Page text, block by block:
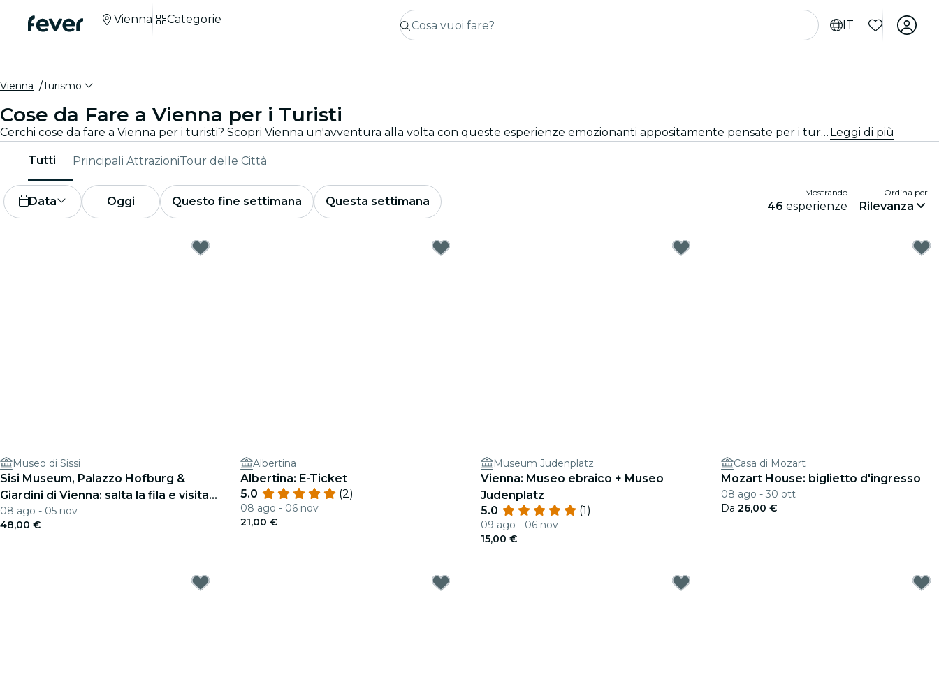
IT
Vienna Categorie
Vienna Turismo
Cose da Fare a Vienna per i Turisti
Cerchi cose da fare a Vienna per i turisti? Scopri Vienna un'avventura alla volta con queste esperienze emozionanti appositamente pensate per i turisti. Scopri le migliori cose da fare! Leggi di più
Tutti Principali AttrazioniTour delle Città
Data Oggi Questo fine settimana Questa settimana
Mostrando
46 esperienze
Ordina per
Rilevanza
Museo di Sissi
Sisi Museum, Palazzo Hofburg &
Giardini di Vienna: salta la fila e visita
guidata
08 ago - 05 nov
48,00 €
Albertina
Albertina: E-Ticket
5.0
(2)
08 ago - 06 nov
21,00 €
Museum Judenplatz
Vienna: Museo ebraico + Museo
Judenplatz
5.0
(1)
09 ago - 06 nov
15,00 €
Casa di Mozart
Mozart House: biglietto d'ingresso
08 ago - 30 ott
Da 26,00 €